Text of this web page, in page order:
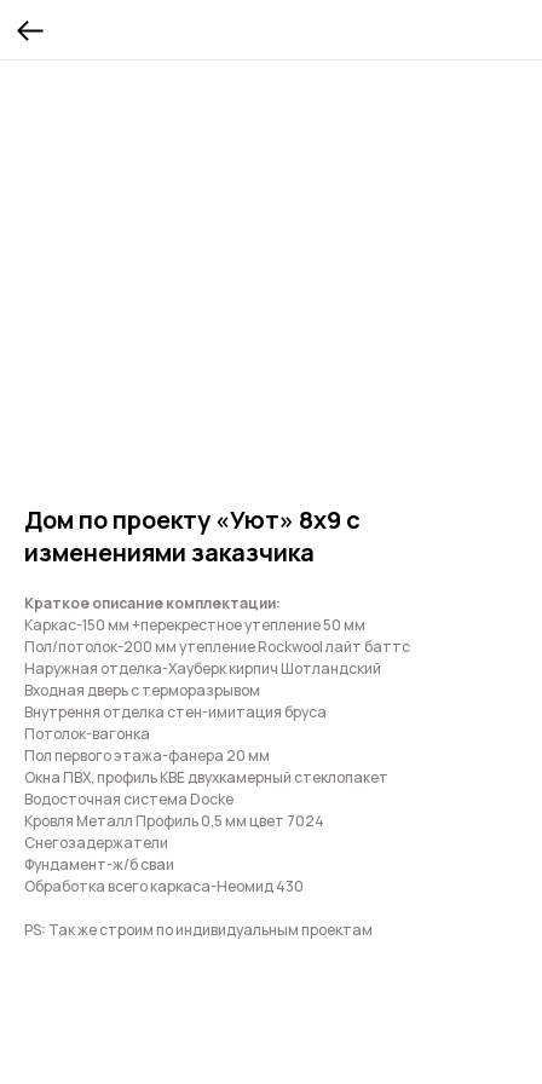
Дом по проекту «Уют» 8х9 с
изменениями заказчика
Краткое описание комплектации:
Каркас-150 мм +перекрестное утепление 50 мм
Пол/потолок-200 мм утепление Rockwool лайт баттс
Наружная отделка-Хауберк кирпич Шотландский
Входная дверь с терморазрывом
Внутрення отделка стен-имитация бруса
Потолок-вагонка
Пол первого этажа-фанера 20 мм
Окна ПВХ, профиль КВЕ двухкамерный стеклопакет
Водосточная система Docke
Кровля Металл Профиль 0,5 мм цвет 7024
Снегозадержатели
Фундамент-ж/б сваи
Обработка всего каркаса-Неомид 430
PS: Так же строим по индивидуальным проектам